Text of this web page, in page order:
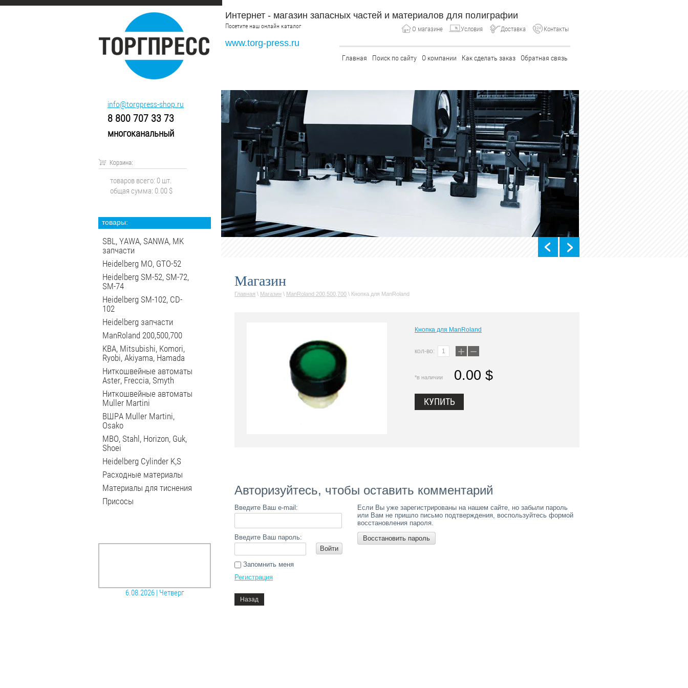
Интернет - магазин запасных частей и материалов для полиграфии
Посетите наш онлайн каталог
www.torg-press.ru
О магазине Условия Доставка Контакты
Главная Поиск по сайту О компании Как сделать заказ Обратная связь
Магазин
Главная \ Магазин \ ManRoland 200,500,700 \ Кнопка для ManRoland
Кнопка для ManRoland
кол-во: + −
*в наличии 0.00 $
КУПИТЬ
Авторизуйтесь, чтобы оставить комментарий
Введите Ваш e-mail:
Введите Ваш пароль:
Войти
Запомнить меня
Регистрация
Если Вы уже зарегистрированы на нашем сайте, но забыли пароль
или Вам не пришло письмо подтверждения, воспользуйтесь формой
восстановления пароля.
Восстановить пароль
Назад
info@torgpress-shop.ru
8 800 707 33 73
многоканальный
товаров всего: 0 шт.
общая сумма: 0.00 $
товары:
SBL, YAWA, SANWA, MK
запчасти
Heidelberg MO, GTO-52
Heidelberg SM-52, SM-72,
SM-74
Heidelberg SM-102, CD-
102
Heidelberg запчасти
ManRoland 200,500,700
KBA, Mitsubishi, Komori,
Ryobi, Akiyama, Hamada
Ниткошвейные автоматы
Aster, Freccia, Smyth
Ниткошвейные автоматы
Muller Martini
ВШРА Muller Martini,
Osako
MBO, Stahl, Horizon, Guk,
Shoei
Heidelberg Cylinder K,S
Расходные материалы
Материалы для тиснения
Присосы
6.08.2026| Четверг